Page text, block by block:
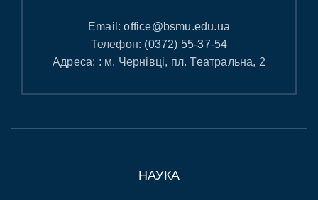
Email:office@bsmu.edu.ua
Телефон: (0372) 55-37-54
Адреса: : м. Чернівці, пл. Театральна, 2
НАУКА